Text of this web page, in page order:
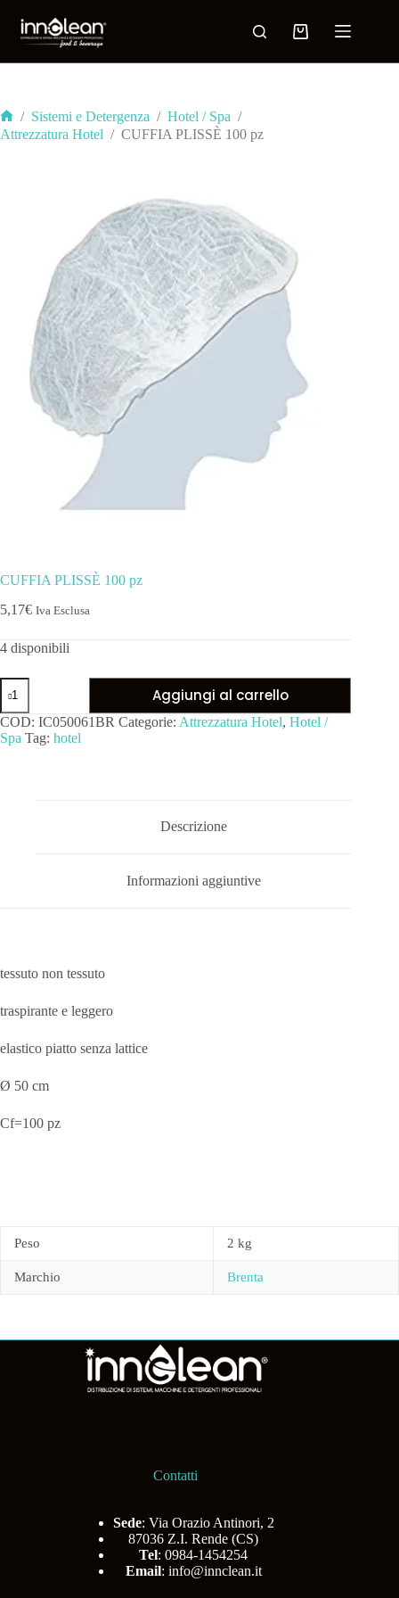
/ Sistemi e Detergenza / Hotel / Spa /
Attrezzatura Hotel / CUFFIA PLISSÈ 100 pz
CUFFIA PLISSÈ 100 pz
5,17€ Iva Esclusa
4 disponibili
Aggiungi al carrello
COD: IC050061BR Categorie: Attrezzatura Hotel, Hotel /
Spa Tag: hotel
Descrizione
Informazioni aggiuntive
tessuto non tessuto
traspirante e leggero
elastico piatto senza lattice
Ø 50 cm
Cf=100 pz
Peso 2 kg
Marchio Brenta
Contatti
Sede: Via Orazio Antinori, 2
87036 Z.I. Rende (CS)
Tel: 0984-1454254
Email: info@innclean.it